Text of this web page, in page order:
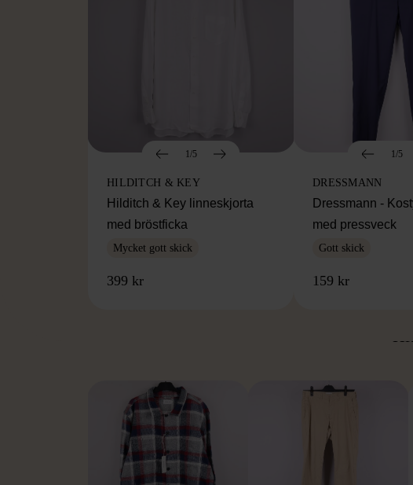
1/5
HILDITCH & KEY
Hilditch & Key linneskjorta
med bröstficka
Mycket gott skick
399 kr
1/5
DRESSMANN
Dressmann -
med pressveck
Gott skick
159 kr